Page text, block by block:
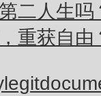
二人生
重获自由